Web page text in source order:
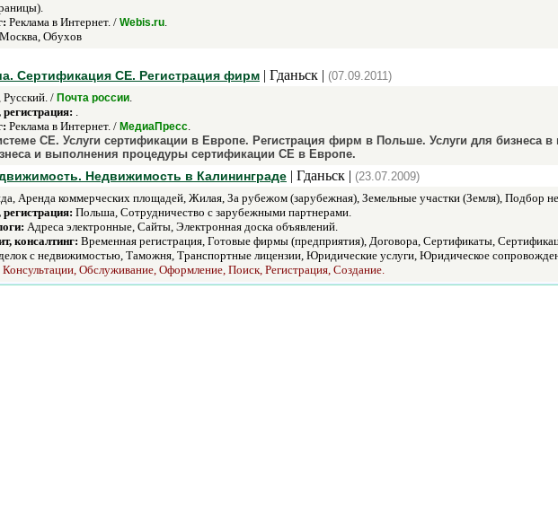
Реклама в Интернет. / Webis.ru.
Москва, Обухов
Сертификация СЕ. Регистрация фирм | Гданьск | (07.09.2011)
Русский. / Почта россии.
.
Реклама в Интернет. / МедиаПресс.
СЕ. Услуги сертификации в Европе. Регистрация фирм в Польше. Услуги для бизнеса
и выполнения процедуры сертификации СЕ в Европе.
Недвижимость в Калининграде | Гданьск | (23.07.2009)
Аренда коммерческих площадей, Жилая, За рубежом (зарубежная), Земельные участки (Земля), Подбор
Польша, Сотрудничество с зарубежными партнерами.
Адреса электронные, Сайты, Электронная доска объявлений.
консалтинг: Временная регистрация, Готовые фирмы (предприятия), Договора, Сертификаты,
с недвижимостью, Таможня, Транспортные лицензии, Юридические услуги, Юридическое
Обслуживание, Оформление, Поиск, Регистрация, Создание.